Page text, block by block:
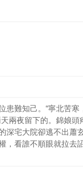
患難知己。“寧北苦
兩夜留下的。錦娘
深宅大院卻逃不出蕭
，看誰不順眼就拉去